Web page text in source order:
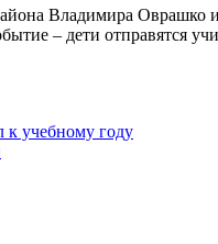
Владимира
– дети отправятся
к учебному году